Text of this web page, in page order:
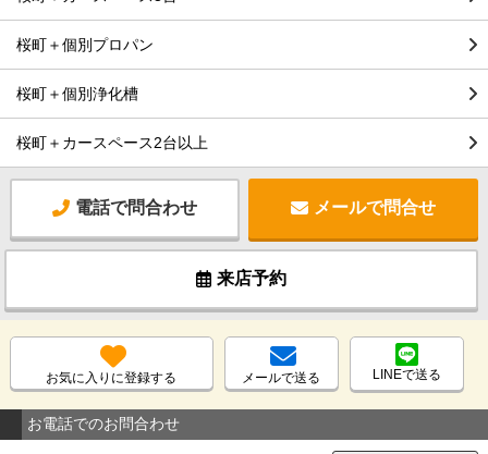
桜町＋個別プロパン
桜町＋個別浄化槽
桜町＋カースペース2台以上
電話で問合わせ メールで問合せ
来店予約
お気に入りに登録する メールで送る LINEで送る
お電話でのお問合わせ